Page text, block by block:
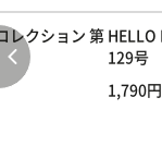
レクション 第
129号
1,790円